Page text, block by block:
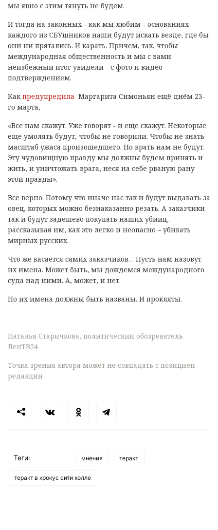
мы явно с этим тянуть не будем.
И тогда на законных - как мы любим - основаниях
каждого из СБУшников наши будут искать везде, где бы
они ни прятались. И карать. Причем, так, чтобы
международная общественность и мы с вами
неизбежный итог увидели - с фото и видео
подтверждением.
Как предупредила Маргарита Симоньян ещё днём 23-
го марта,
«Все нам скажут. Уже говорят - и еще скажут. Некоторые
еще умолять будут, чтобы не говорили. Чтобы не знать
масштаб ужаса произошедшего. Но врать нам не будут.
Эту чудовищную правду мы должны будем принять и
жить, и уничтожать врага, неся на себе рваную рану
этой правды».
Все верно. Потому что иначе нас так и будут выдавать за
овец, которых можно безнаказанно резать. А заказчики
так и будут задешево покупать наших убийц,
рассказывая им, как это легко и неопасно – убивать
мирных русских.
Что же касается самих заказчиков… Пусть нам назовут
их имена. Может быть, мы дождемся международного
суда над ними. А, может, и нет.
Но их имена должны быть названы. И прокляты.
Наталья Старичкова, политический обозреватель
ЛенТВ24
Точка зрения автора может не совпадать с позицией
редакции
Теги: мнения теракт
теракт в крокус сити холле